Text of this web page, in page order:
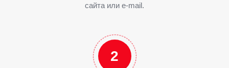
сайта или e-mail.
2